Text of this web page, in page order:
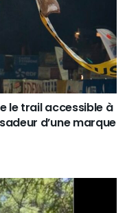
le trail accessible à
d’une marque